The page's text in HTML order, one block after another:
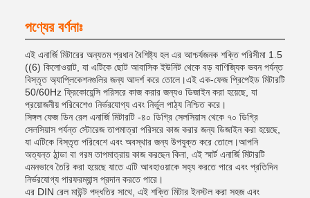
পণ্যের বর্ণনাঃ
এই এনার্জি মিটারের অন্যতম প্রধান বৈশিষ্ট্য হল এর আশ্চর্যজনক শক্তি পরিসীমা 1.5
((6) কিলোওয়াট, যা এটিকে ছোট আবাসিক ইউনিট থেকে বড় বাণিজ্যিক ভবন পর্যন্ত
বিস্তৃত অ্যাপ্লিকেশনগুলির জন্য আদর্শ করে তোলে।এই এক-ফেজ প্রিপেইড মিটারটি
50/60Hz ফ্রিকোয়েন্সি পরিসরে কাজ করার জন্যও ডিজাইন করা হয়েছে, যা
প্রয়োজনীয় পরিবেশেও নির্ভরযোগ্য এবং নির্ভুল পাঠ্য নিশ্চিত করে।
সিঙ্গল ফেজ ডিন রেল এনার্জি মিটারটি -৪০ ডিগ্রি সেলসিয়াস থেকে ৭০ ডিগ্রি
সেলসিয়াস পর্যন্ত স্টোরেজ তাপমাত্রা পরিসরে কাজ করার জন্য ডিজাইন করা হয়েছে,
যা এটিকে বিস্তৃত পরিবেশে এবং অবস্থার জন্য উপযুক্ত করে তোলে।আপনি
অত্যন্ত ঠান্ডা বা গরম তাপমাত্রায় কাজ করছেন কিনা, এই স্মার্ট এনার্জি মিটারটি
এমনভাবে তৈরি করা হয়েছে যাতে এটি আবহাওয়াকে সহ্য করতে পারে এবং প্রতিদিন
নির্ভরযোগ্য পারফরম্যান্স প্রদান করতে পারে।
এর DIN রেল মাউন্ট পদ্ধতির সাথে, এই শক্তি মিটার ইনস্টল করা সহজ এবং